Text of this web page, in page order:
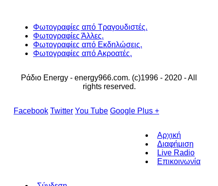
Φωτογραφίες από Τραγουδιστές.
Φωτογραφίες Άλλες.
Φωτογραφίες από Εκδηλώσεις.
Φωτογραφίες από Ακροατές.
Ράδιο Energy - energy966.com. (c)1996 - 2020 - All
rights reserved.
Facebook Twitter You Tube Google Plus +
Αρχική
Διαφήμιση
Live Radio
Επικοινωνία